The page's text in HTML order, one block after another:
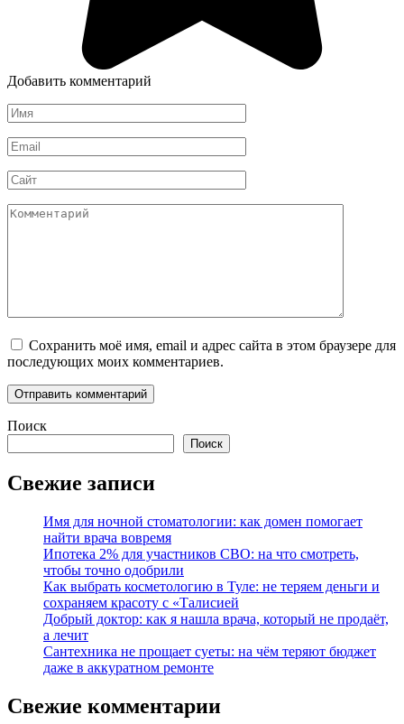
Добавить комментарий
Имя
*
Email
*
Сайт
Комментарий
Сохранить моё имя, email и адрес сайта в этом браузере для
последующих моих комментариев.
Поиск
Поиск
Свежие записи
Имя для ночной стоматологии: как домен помогает
найти врача вовремя
Ипотека 2% для участников СВО: на что смотреть,
чтобы точно одобрили
Как выбрать косметологию в Туле: не теряем деньги и
сохраняем красоту с «Талисией
Добрый доктор: как я нашла врача, который не продаёт,
а лечит
Сантехника не прощает суеты: на чём теряют бюджет
даже в аккуратном ремонте
Свежие комментарии